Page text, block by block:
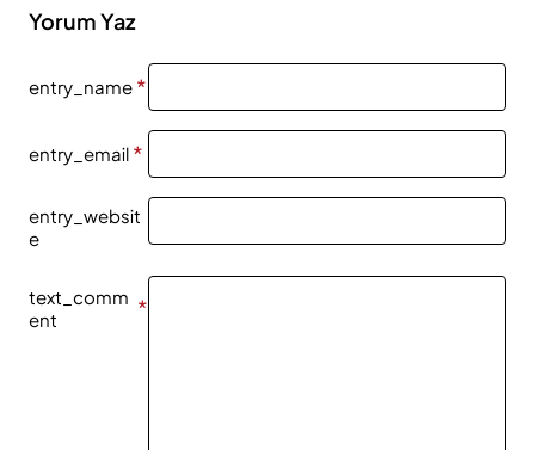
Yorum Yaz
entry_name
entry_email
entry_websit
e
text_comm
ent